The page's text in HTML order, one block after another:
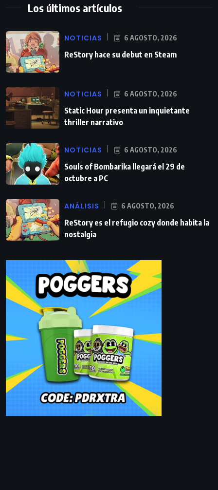
Los últimos artículos
NOTICIAS 6 AGOSTO, 2026
ReStory hace su debut en Steam
NOTICIAS 6 AGOSTO, 2026
Static Hour presenta un inquietante
thriller narrativo
NOTICIAS 6 AGOSTO, 2026
Souls of Bombarika llegará el 29 de
octubre a PC
ANÁLISIS 6 AGOSTO, 2026
ReStory es el refugio cozy donde habita la
nostalgia